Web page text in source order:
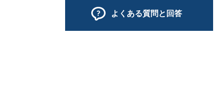
よくある質問と回答